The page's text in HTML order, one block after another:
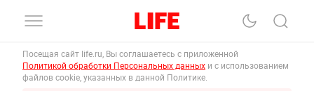
Посещая сайт life.ru, Вы соглашаетесь с приложенной
Политикой обработки Персональных данных и с использованием
файлов cookie, указанных в данной Политике.